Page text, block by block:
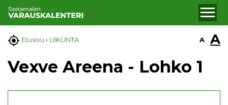
 Etusivu › LIIKUNTA A A
Vexve Areena - Lohko 1